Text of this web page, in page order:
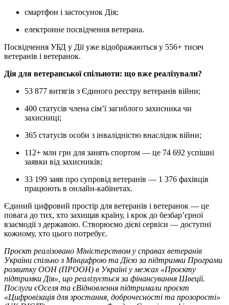
смартфон і застосунок Дія;
електронне посвідчення ветерана.
Посвідчення УБД у Дії уже відображаються у 556+ тисяч
ветеранів і ветеранок.
Дія для ветеранської спільноти: що вже реалізували?
53 877 витягів з Єдиного реєстру ветеранів війни;
400 статусів члена сім’ї загиблого захисника чи
захисниці;
365 статусів особи з інвалідністю внаслідок війни;
112+ млн грн для занять спортом — це 74 692 успішні
заявки від захисників;
33 199 заяв про супровід ветеранів — 1 376 фахівців
працюють в онлайн-кабінетах.
Єдиний цифровий простір для ветеранів і ветеранок — це
повага до тих, хто захищав країну, і крок до безбар’єрної
взаємодії з державою. Створюємо дієві сервіси — доступні
кожному, хто цього потребує.
Проєкт реалізовано Міністерством у справах ветеранів
України спільно з Мінцифрою та Дією за підтримки Програми
розвитку ООН (ПРООН) в Україні у межах «Проєкту
підтримки Дія», що реалізується за фінансування Швеції.
Послуги єОселя та єВідновлення підтримали проєкт
«Цифровізація для зростання, доброчесності та прозорості»